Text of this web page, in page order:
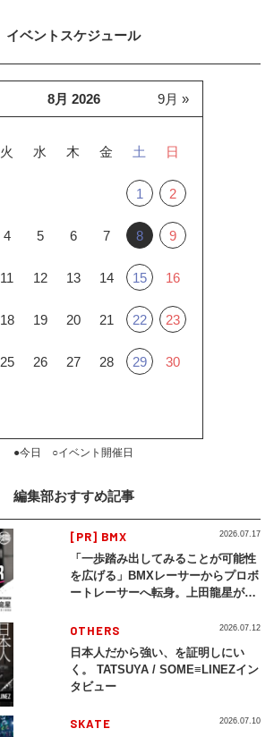
イベントスケジュール
8月 2026
火 水 木 金 土 日
1 2
4 5 6 7 8 9
11 12 13 14 15 16
18 19 20 21 22 23
25 26 27 28 29 30
9月 »
●今日 ○イベント開催日
編集部おすすめ記事
[PR] BMX
「一歩踏み出してみることが可能性
を広げる」BMXレーサーからプロボ
ートレーサーへ転身。上田龍星が体
2026.07.17
OTHERS
日本人だから強い、を証明しにい
く。 TATSUYA / SOME≡LINEZイン
タビュー
2026.07.12
SKATE 2026.07.10